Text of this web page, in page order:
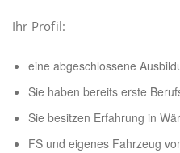
Ihr Profil:
eine abgeschlossene
Sie haben bereits erste
Sie besitzen Erfahrung in
FS und eigenes Fahrzeug